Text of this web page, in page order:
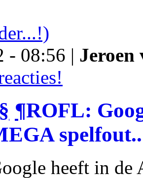
- 08:56 | Jeroen
§ ¶ROFL:
heeft in de